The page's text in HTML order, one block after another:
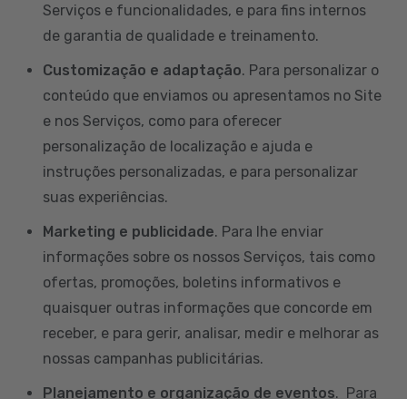
Serviços e funcionalidades, e para fins internos
de garantia de qualidade e treinamento.
Customização e adaptação. Para personalizar o
conteúdo que enviamos ou apresentamos no Site
e nos Serviços, como para oferecer
personalização de localização e ajuda e
instruções personalizadas, e para personalizar
suas experiências.
Marketing e publicidade. Para lhe enviar
informações sobre os nossos Serviços, tais como
ofertas, promoções, boletins informativos e
quaisquer outras informações que concorde em
receber, e para gerir, analisar, medir e melhorar as
nossas campanhas publicitárias.
Planejamento e organização de eventos. Para